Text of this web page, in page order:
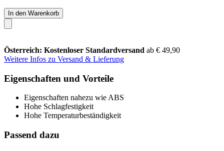
In den Warenkorb
Österreich: Kostenloser Standardversand ab € 49,90
Weitere Infos zu Versand & Lieferung
Eigenschaften und Vorteile
Eigenschaften nahezu wie ABS
Hohe Schlagfestigkeit
Hohe Temperaturbeständigkeit
Passend dazu